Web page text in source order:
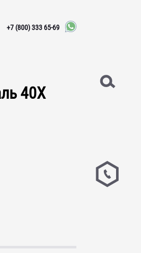
+7 (800) 333 65-69
40Х